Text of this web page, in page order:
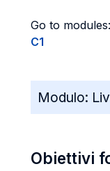
Go to modules:
C1
Modulo:
Obiettivi